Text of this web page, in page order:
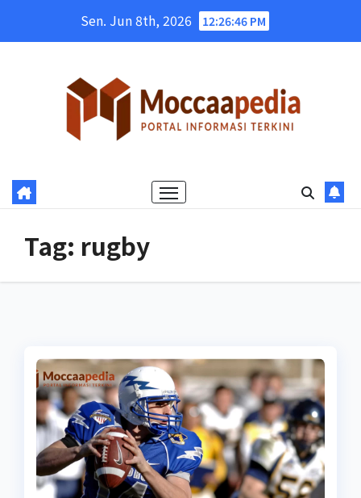
Sen. Jun 8th, 2026 12:26:46 PM
Tag: rugby